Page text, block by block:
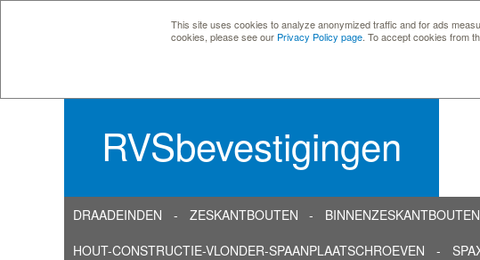
This site uses cookies to analyze anonymized traffic and for ads
cookies, please see our Privacy Policy page . To accept cookies from
RVSbevestigingen
DRAADEINDEN ZESKANTBOUTEN BINNENZESKANTBOUTEN
HOUT-CONSTRUCTIE-VLONDER-SPAANPLAATSCHROEVEN